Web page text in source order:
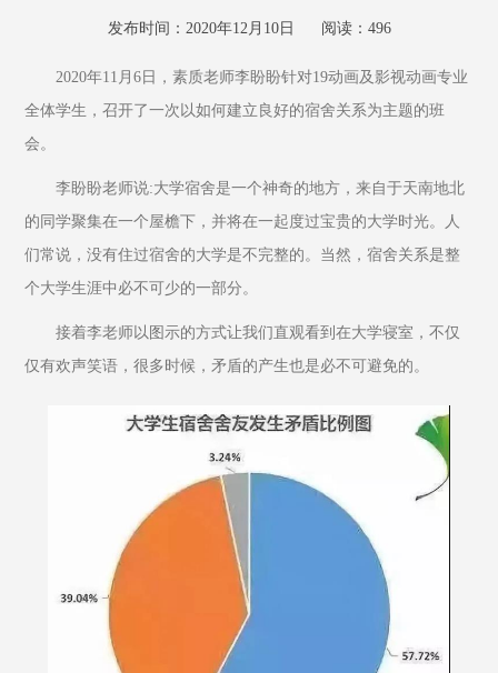
发布时间：2020年12月10日 阅读： 496
2020年11月6日，素质老师李盼盼针对19动画及影视动画专业
全体学生，召开了一次以如何建立良好的宿舍关系为主题的班
会。
李盼盼老师说:大学宿舍是一个神奇的地方，来自于天南地北
的同学聚集在一个屋檐下，并将在一起度过宝贵的大学时光。人
们常说，没有住过宿舍的大学是不完整的。当然，宿舍关系是整
个大学生涯中必不可少的一部分。
接着李老师以图示的方式让我们直观看到在大学寝室，不仅
仅有欢声笑语，很多时候，矛盾的产生也是必不可避免的。